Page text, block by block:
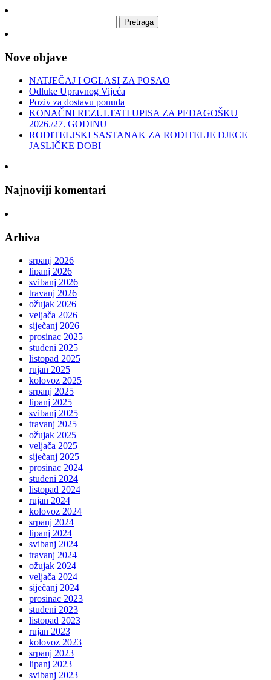
Nove objave
NATJEČAJ I OGLASI ZA POSAO
Odluke Upravnog Vijeća
Poziv za dostavu ponuda
KONAČNI REZULTATI UPISA ZA PEDAGOŠKU
2026./27. GODINU
RODITELJSKI SASTANAK ZA RODITELJE DJECE
JASLIČKE DOBI
Najnoviji komentari
Arhiva
srpanj 2026
lipanj 2026
svibanj 2026
travanj 2026
ožujak 2026
veljača 2026
siječanj 2026
prosinac 2025
studeni 2025
listopad 2025
rujan 2025
kolovoz 2025
srpanj 2025
lipanj 2025
svibanj 2025
travanj 2025
ožujak 2025
veljača 2025
siječanj 2025
prosinac 2024
studeni 2024
listopad 2024
rujan 2024
kolovoz 2024
srpanj 2024
lipanj 2024
svibanj 2024
travanj 2024
ožujak 2024
veljača 2024
siječanj 2024
prosinac 2023
studeni 2023
listopad 2023
rujan 2023
kolovoz 2023
srpanj 2023
lipanj 2023
svibanj 2023